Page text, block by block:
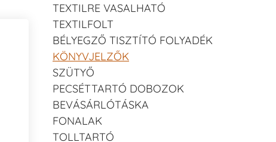
TEXTILRE VASALHATÓ
TEXTILFOLT
BÉLYEGZŐ TISZTÍTÓ FOLYADÉK
KÖNYVJELZŐK
SZÜTYŐ
PECSÉTTARTÓ DOBOZOK
BEVÁSÁRLÓTÁSKA
FONALAK
TOLLTARTÓ